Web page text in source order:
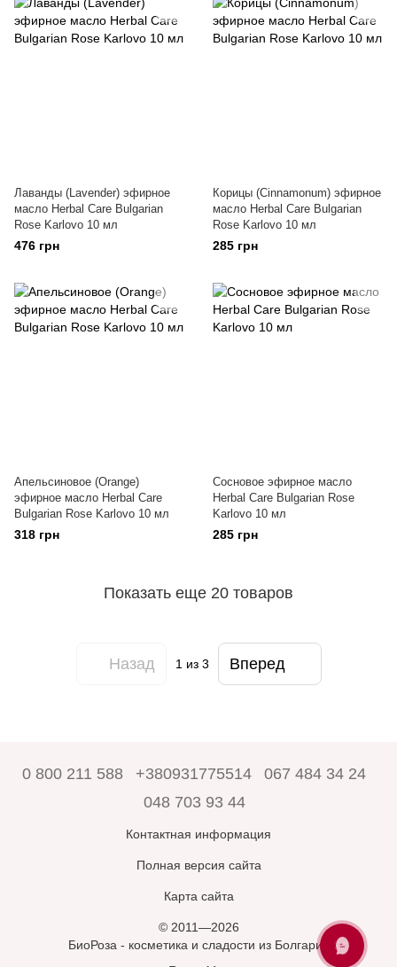
Лаванды (Lavender) эфирное
масло Herbal Care Bulgarian
Rose Karlovo 10 мл
476 грн
Корицы (Cinnamonum) эфирное
масло Herbal Care Bulgarian
Rose Karlovo 10 мл
285 грн
Апельсиновое (Orange)
эфирное масло Herbal Care
Bulgarian Rose Karlovo 10 мл
318 грн
Сосновое эфирное масло
Herbal Care Bulgarian Rose
Karlovo 10 мл
285 грн
Показать еще 20 товаров
Назад 1 из 3 Вперед
0 800 211 588 +380931775514
067 484 34 24
048 703 93 44
Контактная информация
Полная версия сайта
Карта сайта
© 2011—2026
БиоРоза - косметика и сладости из Болгарии
ЗАПИТАЙТЕ
У БІОРОЗА